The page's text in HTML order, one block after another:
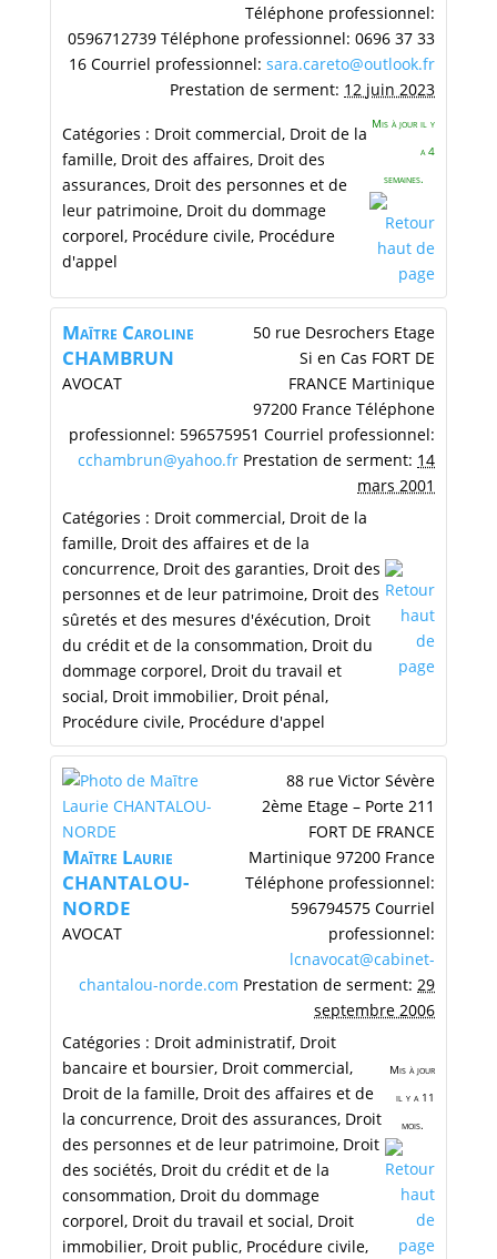
Téléphone professionnel:
0596712739 Téléphone professionnel: 0696 37 33
16 Courriel professionnel: sara.careto@outlook.fr
Prestation de serment: 12 juin 2023
Catégories : Droit commercial, Droit de la
famille, Droit des affaires, Droit des
assurances, Droit des personnes et de
leur patrimoine, Droit du dommage
corporel, Procédure civile, Procédure
d'appel
Mis à jour il y
a 4
semaines.
Maītre Caroline
CHAMBRUN
AVOCAT
50 rue Desrochers Etage
Si en Cas FORT DE
FRANCE Martinique
97200 France Téléphone
professionnel: 596575951 Courriel professionnel:
cchambrun@yahoo.fr Prestation de serment: 14
mars 2001
Catégories : Droit commercial, Droit de la
famille, Droit des affaires et de la
concurrence, Droit des garanties, Droit des
personnes et de leur patrimoine, Droit des
sûretés et des mesures d'éxécution, Droit
du crédit et de la consommation, Droit du
dommage corporel, Droit du travail et
social, Droit immobilier, Droit pénal,
Procédure civile, Procédure d'appel
Maītre Laurie
CHANTALOU-
NORDE
AVOCAT
88 rue Victor Sévère
2ème Etage – Porte 211
FORT DE FRANCE
Martinique 97200 France
Téléphone professionnel:
596794575 Courriel
professionnel:
lcnavocat@cabinet-
chantalou-norde.com Prestation de serment: 29
septembre 2006
Catégories : Droit administratif, Droit
bancaire et boursier, Droit commercial,
Droit de la famille, Droit des affaires et de
la concurrence, Droit des assurances, Droit
des personnes et de leur patrimoine, Droit
des sociétés, Droit du crédit et de la
consommation, Droit du dommage
corporel, Droit du travail et social, Droit
immobilier, Droit public, Procédure civile,
Mis à jour
il y a 11
mois.